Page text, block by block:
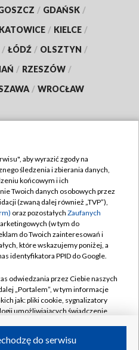
/ GDAŃSK /
KATOWICE / KIELCE /
/ ŁÓDŹ / OLSZTYN /
/ RZESZÓW /
/ WROCŁAW
TVP
TVP
zgody
aby wyrazić zgody na
śledzenia i zbierania danych,
końcowym i ich
Twoich danych osobowych przez
(zwaną dalej również „TVP”),
oraz pozostałych Zaufanych
(w tym do
do Twoich zainteresowań i
które wskazujemy poniżej, a
identyfikatora PPID do Google.
odwiedzania przez Ciebie naszych
„Portalem”, w tym informacje
jak: pliki cookie, sygnalizatory
umożliwiających świadczenie
do serwisu